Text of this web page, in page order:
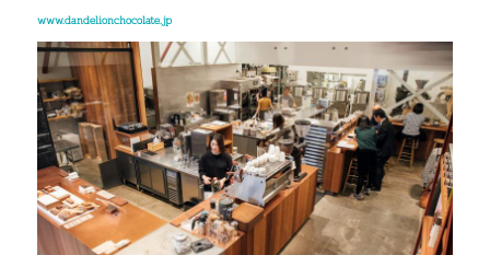
www.dandelionchocolate.jp